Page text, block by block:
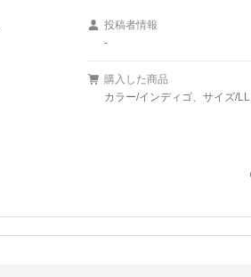
投稿者情報
-
購入した商品
カラー/インディゴ、サイズ/LL